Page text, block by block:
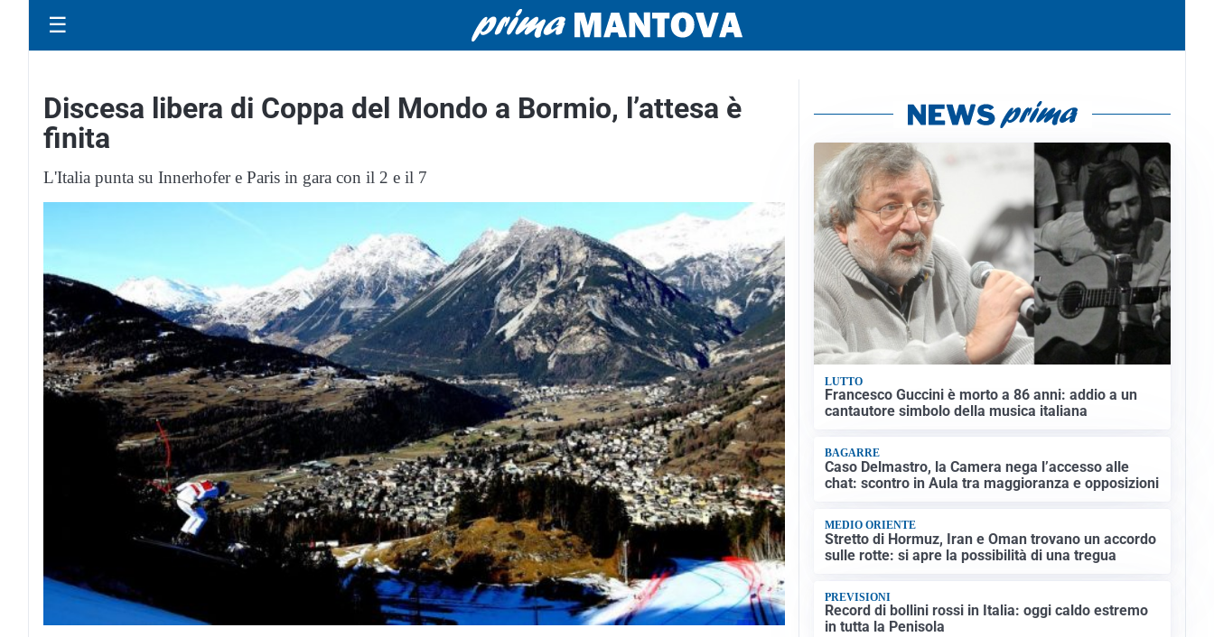
☰
Discesa libera di Coppa del Mondo a Bormio, l’attesa è
finita
L'Italia punta su Innerhofer e Paris in gara con il 2 e il 7
LUTTO
Francesco Guccini è morto a 86 anni: addio a un
cantautore simbolo della musica italiana
BAGARRE
Caso Delmastro, la Camera nega l’accesso alle
chat: scontro in Aula tra maggioranza e opposizioni
MEDIO ORIENTE
Stretto di Hormuz, Iran e Oman trovano un accordo
sulle rotte: si apre la possibilità di una tregua
PREVISIONI
Record di bollini rossi in Italia: oggi caldo estremo
in tutta la Penisola